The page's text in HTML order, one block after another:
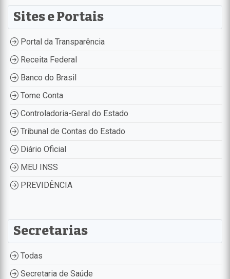
Sites e Portais
Portal da Transparência
Receita Federal
Banco do Brasil
Tome Conta
Controladoria-Geral do Estado
Tribunal de Contas do Estado
Diário Oficial
MEU INSS
PREVIDÊNCIA
Secretarias
Todas
Secretaria de Saúde